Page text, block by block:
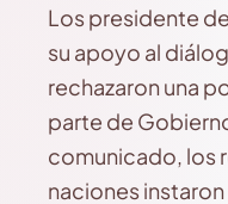
Los presidente
su apoyo al
rechazaron una
parte de
comunicado, los
naciones